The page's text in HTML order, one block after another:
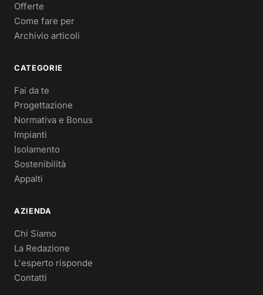
Offerte
Come fare per
Archivio articoli
CATEGORIE
Fai da te
Progettazione
Normativa e Bonus
Impianti
Isolamento
Sostenibilità
Appalti
AZIENDA
Chi Siamo
La Redazione
L'esperto risponde
Contatti